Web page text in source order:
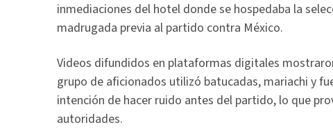
inmediaciones del hotel donde se hospedaba la
madrugada previa al partido contra México.
Videos difundidos en plataformas digitales
grupo de aficionados utilizó batucadas, mariachi y
intención de hacer ruido antes del partido, lo que
autoridades.